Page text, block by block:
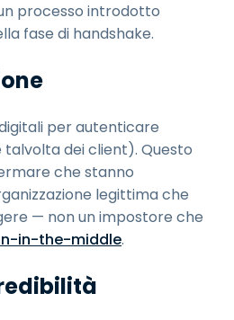
processo introdotto
fase di handshake.
per autenticare
dei client). Questo
che stanno
legittima che
— non un impostore che
in-the-middle.